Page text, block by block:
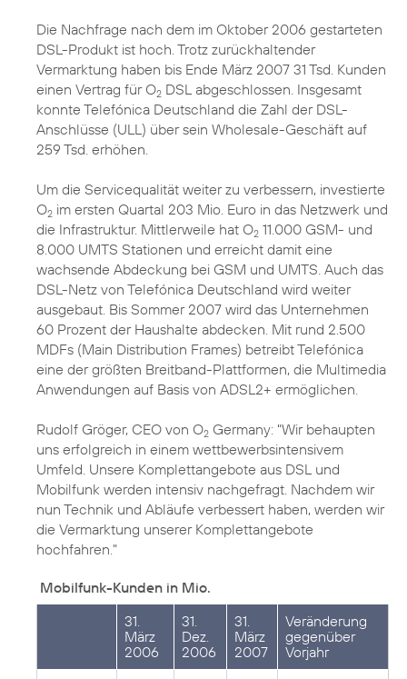
Die Nachfrage nach dem im Oktober 2006 gestarteten
DSL-Produkt ist hoch. Trotz zurückhaltender
Vermarktung haben bis Ende März 2007 31 Tsd. Kunden
einen Vertrag für O2 DSL abgeschlossen. Insgesamt
konnte Telefónica Deutschland die Zahl der DSL-
Anschlüsse (ULL) über sein Wholesale-Geschäft auf
259 Tsd. erhöhen.
Um die Servicequalität weiter zu verbessern, investierte
O2 im ersten Quartal 203 Mio. Euro in das Netzwerk und
die Infrastruktur. Mittlerweile hat O2 11.000 GSM- und
8.000 UMTS Stationen und erreicht damit eine
wachsende Abdeckung bei GSM und UMTS. Auch das
DSL-Netz von Telefónica Deutschland wird weiter
ausgebaut. Bis Sommer 2007 wird das Unternehmen
60 Prozent der Haushalte abdecken. Mit rund 2.500
MDFs (Main Distribution Frames) betreibt Telefónica
eine der größten Breitband-Plattformen, die Multimedia
Anwendungen auf Basis von ADSL2+ ermöglichen.
Rudolf Gröger, CEO von O2 Germany: "Wir behaupten
uns erfolgreich in einem wettbewerbsintensivem
Umfeld. Unsere Komplettangebote aus DSL und
Mobilfunk werden intensiv nachgefragt. Nachdem wir
nun Technik und Abläufe verbessert haben, werden wir
die Vermarktung unserer Komplettangebote
hochfahren."
Mobilfunk-Kunden in Mio.
31.
März
2006
31.
Dez.
2006
31.
März
2007
Veränderung
gegenüber
Vorjahr